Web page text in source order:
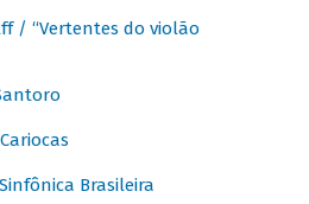
/ “Vertentes do violão
Brasileira